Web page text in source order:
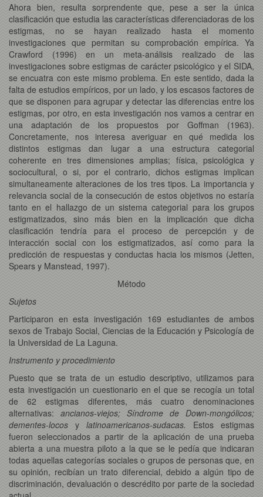
Ahora bien, resulta sorprendente que, pese a ser la única
clasificación que estudia las características diferenciadoras de los
estigmas, no se hayan realizado hasta el momento
investigaciones que permitan su comprobación empírica. Ya
Crawford (1996) en un meta-análisis realizado de las
investigaciones sobre estigmas de carácter psicológico y el SIDA,
se encuatra con este mismo problema. En este sentido, dada la
falta de estudios empíricos, por un lado, y los escasos factores de
que se disponen para agrupar y detectar las diferencias entre los
estigmas, por otro, en esta investigación nos vamos a centrar en
una adaptación de los propuestos por Goffman (1963).
Concretamente, nos interesa averiguar en qué medida los
distintos estigmas dan lugar a una estructura categorial
coherente en tres dimensiones amplias; física, psicológica y
sociocultural, o si, por el contrario, dichos estigmas implican
simultaneamente alteraciones de los tres tipos. La importancia y
relevancia social de la consecución de estos objetivos no estaría
tanto en el hallazgo de un sistema categorial para los grupos
estigmatizados, sino más bien en la implicación que dicha
clasificación tendría para el proceso de percepción y de
interacción social con los estigmatizados, así como para la
predicción de respuestas y conductas hacia los mismos (Jetten,
Spears y Manstead, 1997).
Método
Sujetos
Participaron en esta investigación 169 estudiantes de ambos
sexos de Trabajo Social, Ciencias de la Educación y Psicología de
la Universidad de La Laguna.
Instrumento y procedimiento
Puesto que se trata de un estudio descriptivo, utilizamos para
esta investigación un cuestionario en el que se recogía un total
de 62 estigmas diferentes, más cuatro denominaciones
alternativas: ancianos-viejos; Síndrome de Down-mongólicos;
dementes-locos y latinoamericanos-sudacas. Estos estigmas
fueron seleccionados a partir de la aplicación de una prueba
abierta a una muestra piloto a la que se le pedía que indicaran
todas aquellas categorías sociales o grupos de personas que, en
su opinión, recibían un trato diferencial, debido a algún tipo de
discriminación, devaluación o descrédito por parte de la sociedad